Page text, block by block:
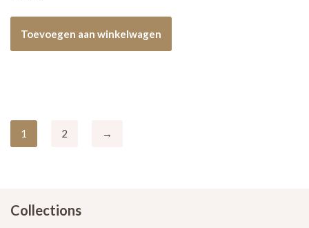
Toevoegen aan winkelwagen
1 2 →
Collections